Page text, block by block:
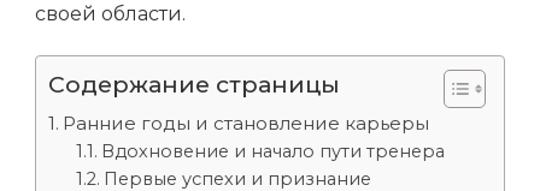
своей области.
Содержание страницы
Ранние годы и становление карьеры
Вдохновение и начало пути тренера
Первые успехи и признание